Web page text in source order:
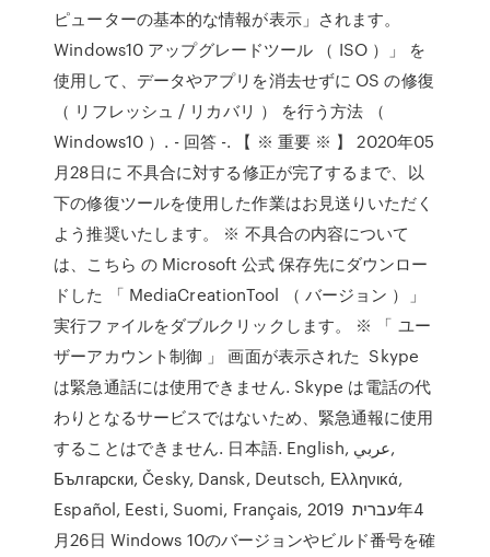
ピューターの基本的な情報が表示」されます。
Windows10 アップグレードツール （ ISO ）」 を
使用して、データやアプリを消去せずに OS の修復
（ リフレッシュ / リカバリ ） を行う方法 （
Windows10 ）. - 回答 -. 【 ※ 重要 ※ 】 2020年05
月28日に 不具合に対する修正が完了するまで、以
下の修復ツールを使用した作業はお見送りいただく
よう推奨いたします。 ※ 不具合の内容について
は、こちら の Microsoft 公式 保存先にダウンロー
ドした 「 MediaCreationTool （ バージョン ）」
実行ファイルをダブルクリックします。 ※ 「 ユー
ザーアカウント制御 」 画面が表示された Skype
は緊急通話には使用できません. Skype は電話の代
わりとなるサービスではないため、緊急通報に使用
することはできません. 日本語. English, عربي,
Български, Česky, Dansk, Deutsch, Ελληνικά,
Español, Eesti, Suomi, Français, עברית 2019年4
月26日 Windows 10のバージョンやビルド番号を確